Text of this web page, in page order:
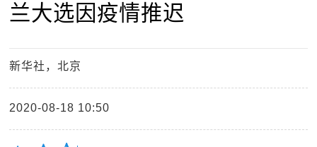
兰大选因疫情推迟
新华社，北京
2020-08-18 10:50